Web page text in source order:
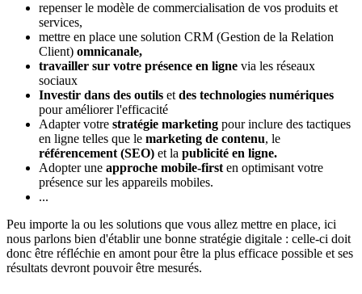
repenser le modèle de commercialisation de vos produits et
services,
mettre en place une solution CRM (Gestion de la Relation
Client) omnicanale,
travailler sur votre présence en ligne via les réseaux
sociaux
Investir dans des outils et des technologies numériques
pour améliorer l'efficacité
Adapter votre stratégie marketing pour inclure des tactiques
en ligne telles que le marketing de contenu, le
référencement (SEO) et la publicité en ligne.
Adopter une approche mobile-first en optimisant votre
présence sur les appareils mobiles.
...
Peu importe la ou les solutions que vous allez mettre en place, ici
nous parlons bien d'établir une bonne stratégie digitale : celle-ci doit
donc être réfléchie en amont pour être la plus efficace possible et ses
résultats devront pouvoir être mesurés.